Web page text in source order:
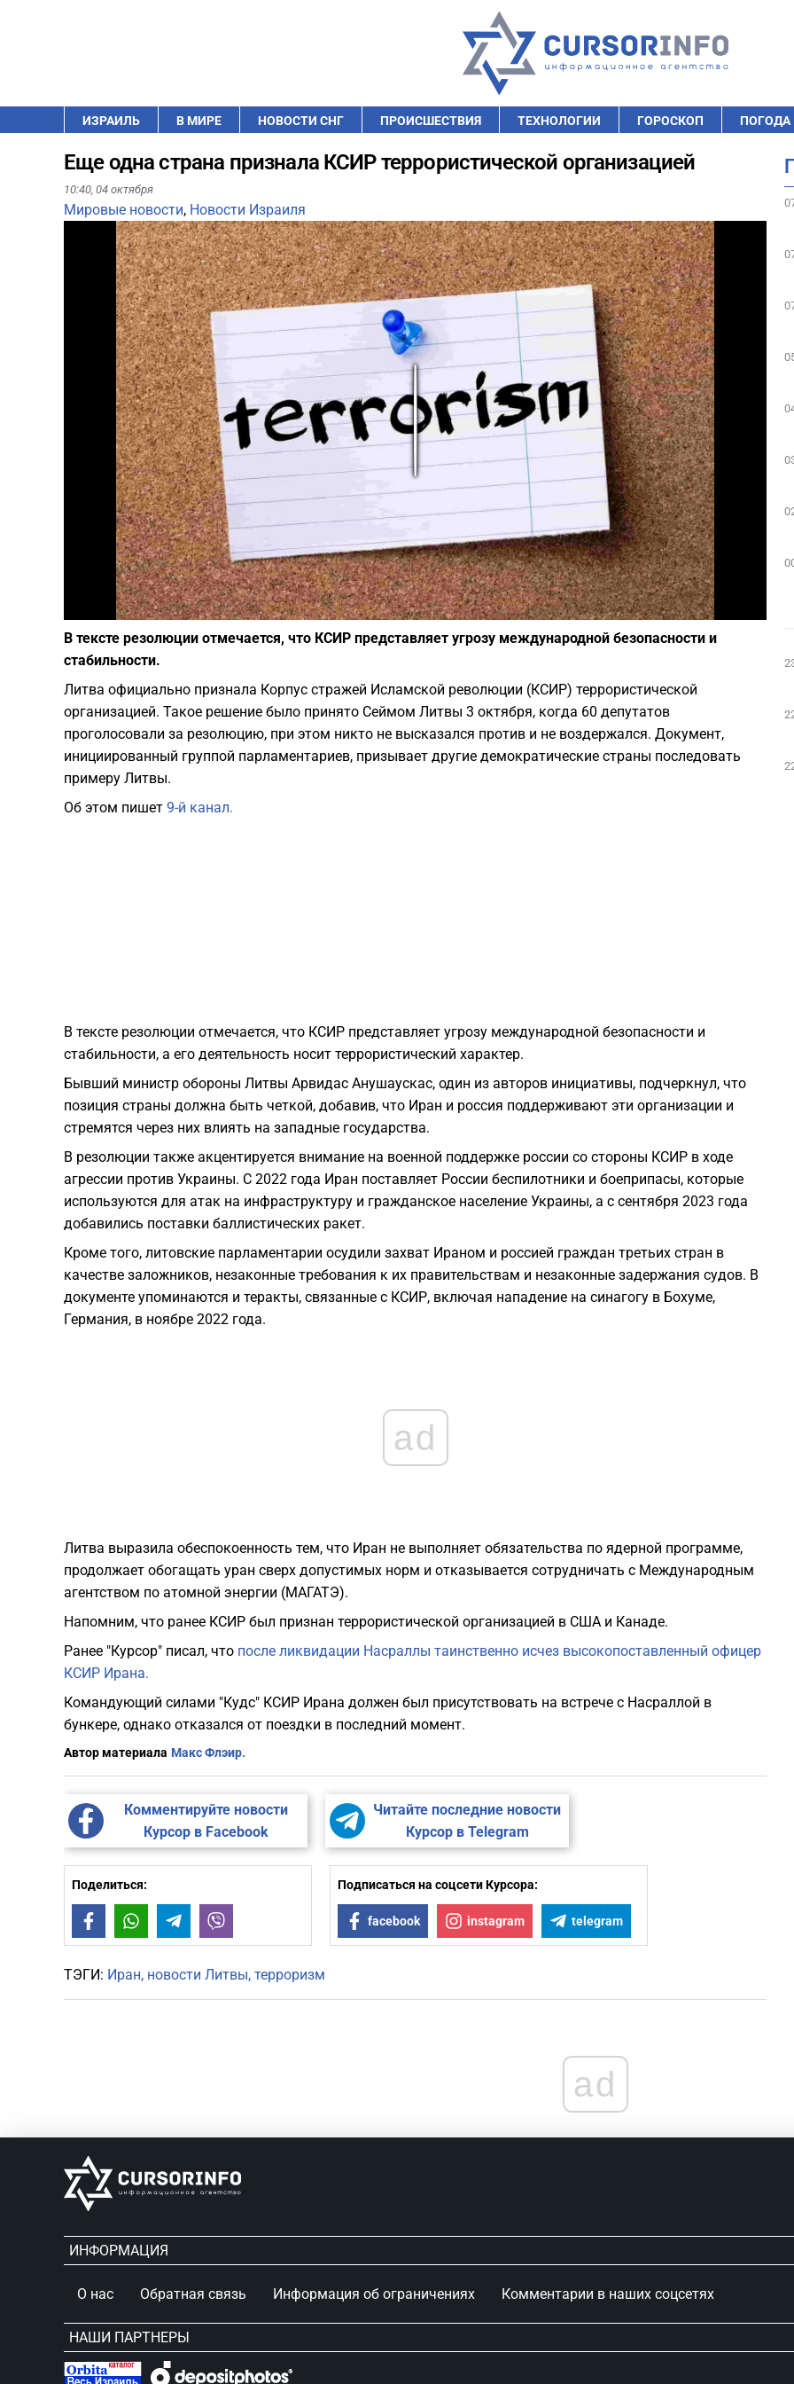
ИЗРАИЛЬ В МИРЕ НОВОСТИ СНГ ПРОИСШЕСТВИЯ ТЕХНОЛОГИИ ГОРОСКОП ПОГОДА
Еще одна страна признала КСИР террористической организацией
10:40, 04 октября
Мировые новости, Новости Израиля
Play
Фото: depositphotos.com
В тексте резолюции отмечается, что КСИР представляет угрозу международной безопасности и
стабильности.
Литва официально признала Корпус стражей Исламской революции (КСИР) террористической
организацией. Такое решение было принято Сеймом Литвы 3 октября, когда 60 депутатов
проголосовали за резолюцию, при этом никто не высказался против и не воздержался. Документ,
инициированный группой парламентариев, призывает другие демократические страны последовать
примеру Литвы.
Об этом пишет 9-й канал.
В тексте резолюции отмечается, что КСИР представляет угрозу международной безопасности и
стабильности, а его деятельность носит террористический характер.
Бывший министр обороны Литвы Арвидас Анушаускас, один из авторов инициативы, подчеркнул, что
позиция страны должна быть четкой, добавив, что Иран и россия поддерживают эти организации и
стремятся через них влиять на западные государства.
В резолюции также акцентируется внимание на военной поддержке россии со стороны КСИР в ходе
агрессии против Украины. С 2022 года Иран поставляет России беспилотники и боеприпасы, которые
используются для атак на инфраструктуру и гражданское население Украины, а с сентября 2023 года
добавились поставки баллистических ракет.
Кроме того, литовские парламентарии осудили захват Ираном и россией граждан третьих стран в
качестве заложников, незаконные требования к их правительствам и незаконные задержания судов. В
документе упоминаются и теракты, связанные с КСИР, включая нападение на синагогу в Бохуме,
Германия, в ноябре 2022 года.
ad
Литва выразила обеспокоенность тем, что Иран не выполняет обязательства по ядерной программе,
продолжает обогащать уран сверх допустимых норм и отказывается сотрудничать с Международным
агентством по атомной энергии (МАГАТЭ).
Напомним, что ранее КСИР был признан террористической организацией в США и Канаде.
Ранее "Курсор" писал, что после ликвидации Насраллы таинственно исчез высокопоставленный офицер
КСИР Ирана.
Командующий силами "Кудс" КСИР Ирана должен был присутствовать на встрече с Насраллой в
бункере, однако отказался от поездки в последний момент.
Автор материала Макс Флэир.
Комментируйте новости
Курсор в Facebook
Читайте последние новости
Курсор в Telegram
Поделиться:
FacebookWhatsAppTelegram
Подписаться на соцсети Курсора:
facebook instagram telegram
ТЭГИ: Иран новости Литвы терроризм
ad
ИНФОРМАЦИЯ
О нас Обратная связь Информация об ограничениях Комментарии в наших соцсетях
НАШИ ПАРТНЕРЫ